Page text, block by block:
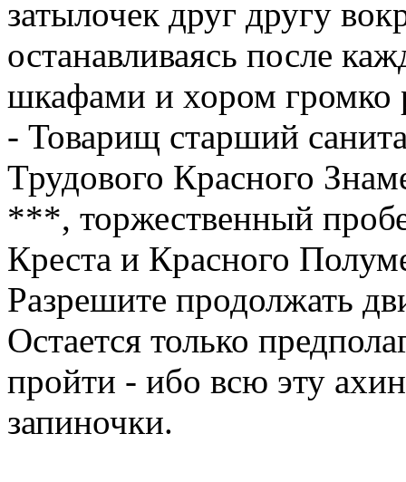
затылочек друг другу
останавливаясь после
шкафами и хором громко
- Товарищ старший
Трудового Красного
***, торжественный
Креста и Красного
Разрешите продолжать
Остается только
пройти - ибо всю эту
запиночки.